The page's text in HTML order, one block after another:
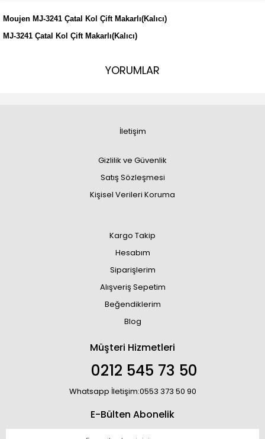
Moujen MJ-3241 Çatal Kol Çift Makarlı(Kalıcı)
MJ-3241 Çatal Kol Çift Makarlı(Kalıcı)
YORUMLAR
İletişim
Gizlilik ve Güvenlik
Satış Sözleşmesi
Kişisel Verileri Koruma
Kargo Takip
Hesabım
Siparişlerim
Alışveriş Sepetim
Beğendiklerim
Blog
Müşteri Hizmetleri
0212 545 73 50
Whatsapp İletişim:0553 373 50 90
E-Bülten Abonelik